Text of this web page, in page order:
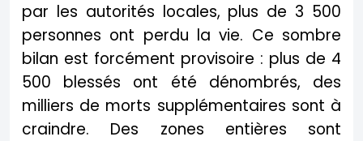
par les autorités locales, plus de 3 500
personnes ont perdu la vie. Ce sombre
bilan est forcément provisoire : plus de 4
500 blessés ont été dénombrés, des
milliers de morts supplémentaires sont à
craindre. Des zones entières sont